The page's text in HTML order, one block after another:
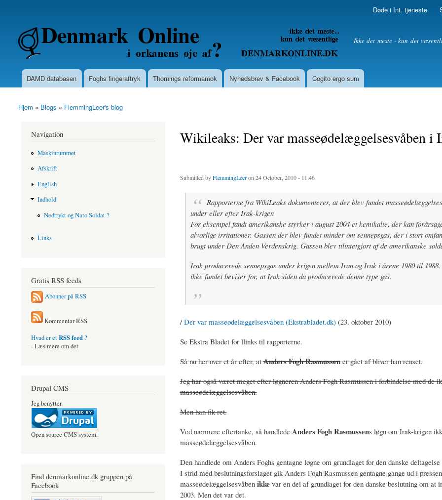
content
Døde i Int. tjeneste
Denmarkonline.dk - blognyheder om politik Ikke det meste - kun det
Main menu
DAMD databasen Foghs fingeraftryk Thornings reformamok Nyhedsbrev & Facebook Cogito ergo sum
You are here
Hjem » Blogs » FlemmingLeer's blog
Wikileaks: Der var masseødelæggelsesvåben i
Submitted byFlemmingLeeron 24 October, 2010 - 11:46
Rapporterne fra WikiLeaks dokumenterer, at der blev fundet
under eller efter Irak-krigen
For eksempel fandt amerikanske styrker i august 2004 et kemikalie, der kan
alvorlige irritationer. Gassen der blev fundet minder om sennepsgas, der i stort
brugt under Den Anden Verdenskrig. Gassen blev tilintetgjort af de amerikanske
Irak producerede sennepsgas under krigen mellem Iran og Irak i årene 1980 til
ikke fundet beviser for, at Irak siden da producerede denne type gas.
/Der var masseødelæggelsesvåben (Ekstrabladet.dk)(23. oktober 2010)
Se Ekstra Bladet for llinks til rapporterne.
Så nu her over et år efter, atAnders Fogh Rasmussener gået af bliver han renset.
Jeg har også været meget efter løgneren Anders Fogh Rasmussen i forbindelse med de
masseødelæggelsesvåben.
Men han fik ret.
Ved nærmere eftertanke, så handlede Anders Fogh Rasmussens løgn om Irak-krigen
masseødelæggelsesvåben.
Den handlede om Anders Foghs gentagne løgne om grundlaget for den danske
I strid med beslutningsforslaget gik Anders Fogh Rasmussen gentagne gange ud i
masseødelæggelsesvåben ikkevar en del af grundlaget for den danske beslutning om at
2003. Men det var det.
Navigation
Maskinrummet
Afskrift
English
Indhold
Nedtrykt og Nato Soldat ?
Links
Gratis RSS feeds
Abonner på RSS
Kommentar RSS
Hvad er etRSS feed ?
- Læs mere om det
Drupal CMS
Jeg benytter
Open source CMS system.
Find denmarkonline.dk gruppen på
Facebook